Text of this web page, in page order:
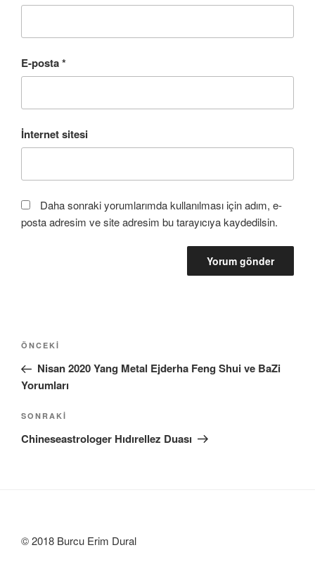
E-posta*
İnternet sitesi
Daha sonraki yorumlarımda kullanılması için adım, e-
posta adresim ve site adresim bu tarayıcıya kaydedilsin.
Yazı
Önceki
Yazı
ÖNCEKI
Nisan 2020 Yang Metal Ejderha Feng Shui ve BaZi
Yorumları
Sonraki
Yazı
SONRAKI
Chineseastrologer Hıdırellez Duası
© 2018 Burcu Erim Dural